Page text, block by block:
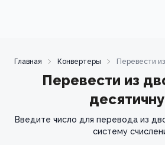
Главная Конвертеры Перевести
Перевести из
Введите число для перевода из
систему